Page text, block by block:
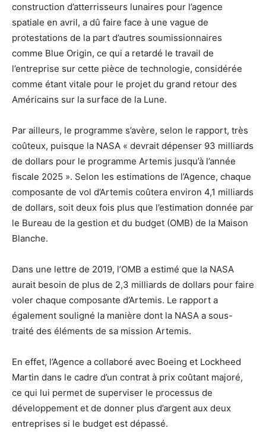
construction d’atterrisseurs lunaires pour l’agence
spatiale en avril, a dû faire face à une vague de
protestations de la part d’autres soumissionnaires
comme Blue Origin, ce qui a retardé le travail de
l’entreprise sur cette pièce de technologie, considérée
comme étant vitale pour le projet du grand retour des
Américains sur la surface de la Lune.
Par ailleurs, le programme s’avère, selon le rapport, très
coûteux, puisque la NASA « devrait dépenser 93 milliards
de dollars pour le programme Artemis jusqu’à l’année
fiscale 2025 ». Selon les estimations de l’Agence, chaque
composante de vol d’Artemis coûtera environ 4,1 milliards
de dollars, soit deux fois plus que l’estimation donnée par
le Bureau de la gestion et du budget (OMB) de la Maison
Blanche.
Dans une lettre de 2019, l’OMB a estimé que la NASA
aurait besoin de plus de 2,3 milliards de dollars pour faire
voler chaque composante d’Artemis. Le rapport a
également souligné la manière dont la NASA a sous-
traité des éléments de sa mission Artemis.
En effet, l’Agence a collaboré avec Boeing et Lockheed
Martin dans le cadre d’un contrat à prix coûtant majoré,
ce qui lui permet de superviser le processus de
développement et de donner plus d’argent aux deux
entreprises si le budget est dépassé.